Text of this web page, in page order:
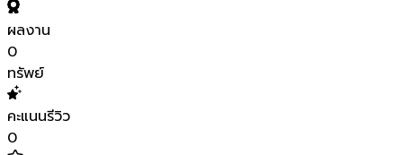
ผลงาน
0
ทรัพย์
คะแนนรีวิว
0